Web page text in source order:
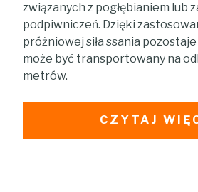
związanych z pogłębianiem lub
podpiwniczeń. Dzięki
próżniowej siła ssania pozostaje
może być transportowany na
metrów.
CZYTAJ